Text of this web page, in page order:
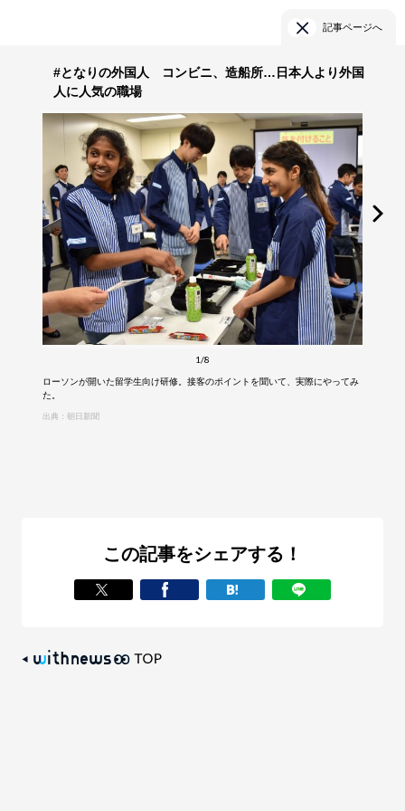
記事ページへ
#となりの外国人 コンビニ、造船所…日本人より外国
人に人気の職場
1/8
ローソンが開いた留学生向け研修。接客のポイントを聞いて、実際にやってみ
た。
出典：朝日新聞
この記事をシェアする！